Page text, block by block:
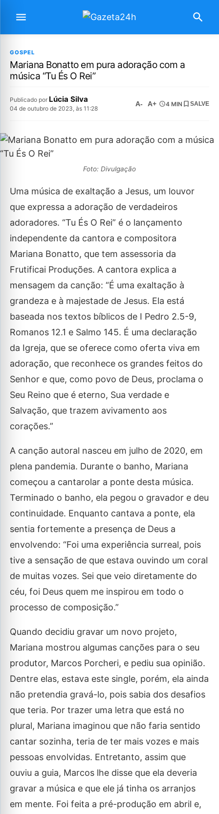
GOSPEL
Mariana Bonatto em pura adoração com a
música “Tu És O Rei”
Publicado por Lúcia Silva
04 de outubro de 2023, às 11:28
A- A+ 4 MIN SALVE
Foto: Divulgação
Uma música de exaltação a Jesus, um louvor
que expressa a adoração de verdadeiros
adoradores. “Tu És O Rei” é o lançamento
independente da cantora e compositora
Mariana Bonatto, que tem assessoria da
Frutificai Produções. A cantora explica a
mensagem da canção: “É uma exaltação à
grandeza e à majestade de Jesus. Ela está
baseada nos textos bíblicos de I Pedro 2.5-9,
Romanos 12.1 e Salmo 145. É uma declaração
da Igreja, que se oferece como oferta viva em
adoração, que reconhece os grandes feitos do
Senhor e que, como povo de Deus, proclama o
Seu Reino que é eterno, Sua verdade e
Salvação, que trazem avivamento aos
corações.”
A canção autoral nasceu em julho de 2020, em
plena pandemia. Durante o banho, Mariana
começou a cantarolar a ponte desta música.
Terminado o banho, ela pegou o gravador e deu
continuidade. Enquanto cantava a ponte, ela
sentia fortemente a presença de Deus a
envolvendo: “Foi uma experiência surreal, pois
tive a sensação de que estava ouvindo um coral
de muitas vozes. Sei que veio diretamente do
céu, foi Deus quem me inspirou em todo o
processo de composição.”
Quando decidiu gravar um novo projeto,
Mariana mostrou algumas canções para o seu
produtor, Marcos Porcheri, e pediu sua opinião.
Dentre elas, estava este single, porém, ela ainda
não pretendia gravá-lo, pois sabia dos desafios
que teria. Por trazer uma letra que está no
plural, Mariana imaginou que não faria sentido
cantar sozinha, teria de ter mais vozes e mais
pessoas envolvidas. Entretanto, assim que
ouviu a guia, Marcos lhe disse que ela deveria
gravar a música e que ele já tinha os arranjos
em mente. Foi feita a pré-produção em abril e,